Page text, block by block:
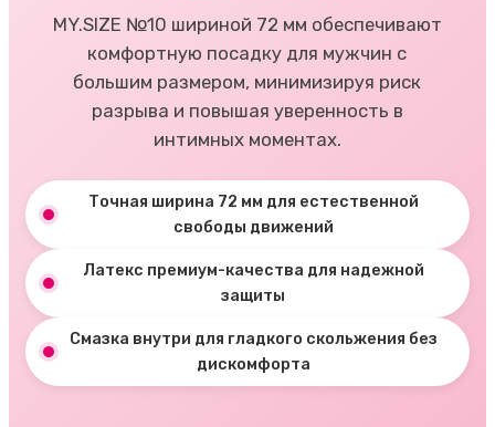
MY.SIZE №10 шириной 72 мм обеспечивают
комфортную посадку для мужчин с
большим размером, минимизируя риск
разрыва и повышая уверенность в
интимных моментах.
Точная ширина 72 мм для естественной
свободы движений
Латекс премиум-качества для надежной
защиты
Смазка внутри для гладкого скольжения без
дискомфорта